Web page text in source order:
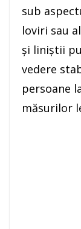
sub
loviri sau
și liniștii
vedere
persoane
măsurilor